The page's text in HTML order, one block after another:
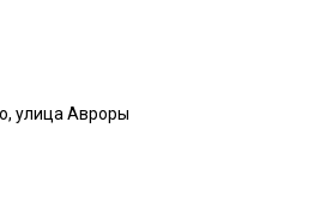
улица Авроры